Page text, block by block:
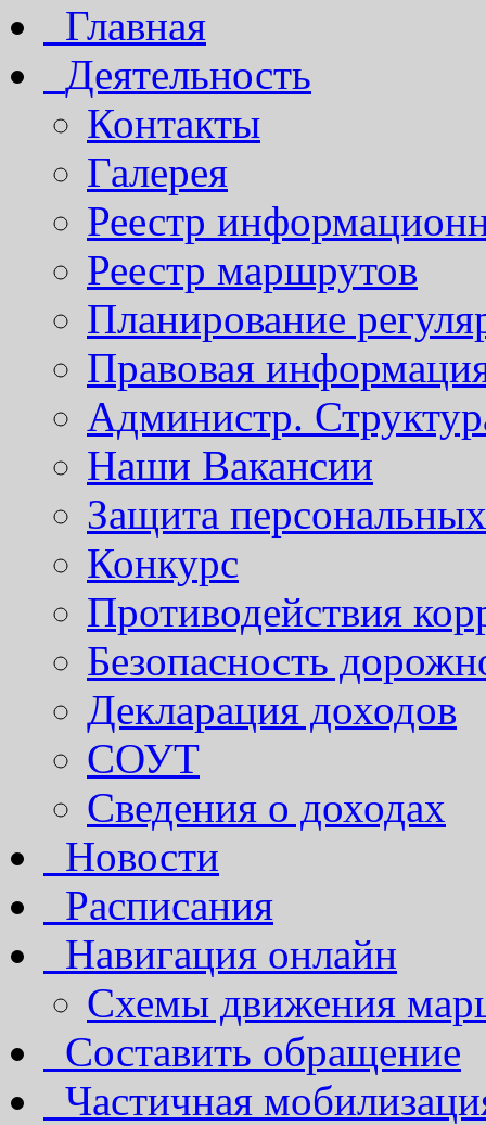
Главная
Деятельность
Контакты
Галерея
Реестр
Реестр маршрутов
Планирование
Правовая
Администр.
Наши Вакансии
Защита
Конкурс
Противодействия
Безопасность
Декларация доходов
СОУТ
Сведения о доходах
Новости
Расписания
Навигация онлайн
Схемы движения
Составить обращение
Частичная